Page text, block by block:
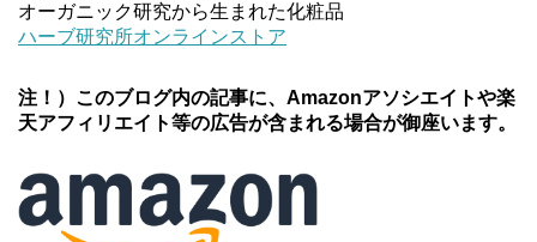
オーガニック研究から生まれた化粧品
ハーブ研究所オンラインストア
注！）このブログ内の記事に、Amazonアソシエイトや楽
天アフィリエイト等の広告が含まれる場合が御座います。